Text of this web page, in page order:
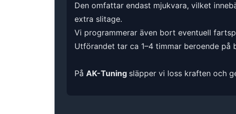
Den omfattar endast mjukvara, vilket
extra slitage.
Vi programmerar även bort eventuell
Utförandet tar ca 1–4 timmar beroende på
På AK-Tuning släpper vi loss kraften och